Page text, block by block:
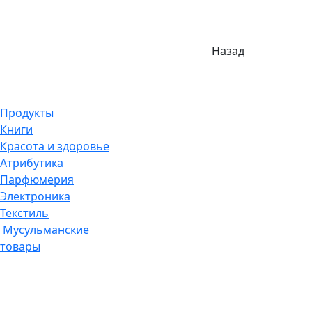
Назад
Продукты
Книги
Красота и здоровье
Атрибутика
Парфюмерия
Электроника
Текстиль
Мусульманские
товары